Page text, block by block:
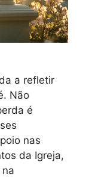
a refletir
Não
é
nas
da Igreja,